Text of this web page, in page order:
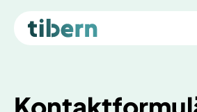
Utbildning